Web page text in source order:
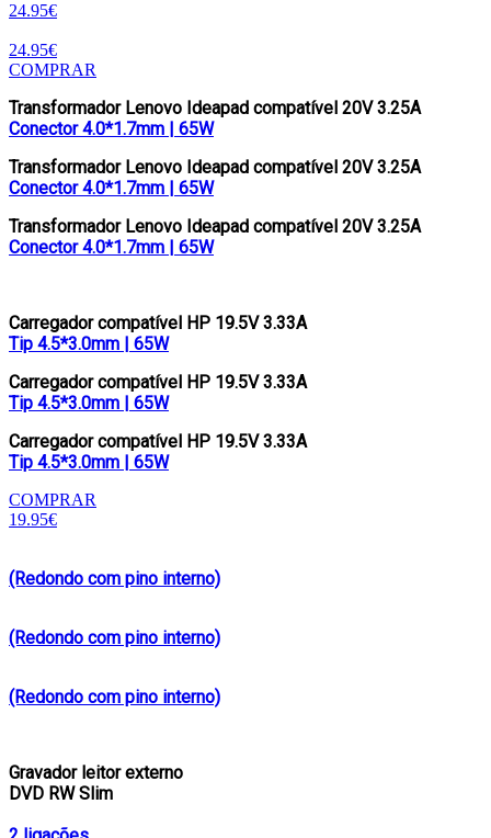
24.95€
24.95€
COMPRAR
Transformador Lenovo Ideapad compatível 20V 3.25A
Conector 4.0*1.7mm | 65W
Transformador Lenovo Ideapad compatível 20V 3.25A
Conector 4.0*1.7mm | 65W
Transformador Lenovo Ideapad compatível 20V 3.25A
Conector 4.0*1.7mm | 65W
Carregador compatível HP 19.5V 3.33A
Tip 4.5*3.0mm | 65W
Carregador compatível HP 19.5V 3.33A
Tip 4.5*3.0mm | 65W
Carregador compatível HP 19.5V 3.33A
Tip 4.5*3.0mm | 65W
COMPRAR
19.95€
(Redondo com pino interno)
(Redondo com pino interno)
(Redondo com pino interno)
Gravador leitor externo
DVD RW Slim